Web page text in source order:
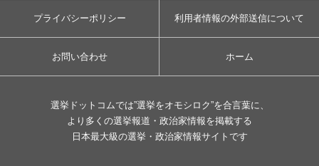
プライバシーポリシー 利用者情報の外部送信について
お問い合わせ ホーム
選挙ドットコムでは”選挙をオモシロク”を合言葉に、
より多くの選挙報道・政治家情報を掲載する
日本最大級の選挙・政治家情報サイトです